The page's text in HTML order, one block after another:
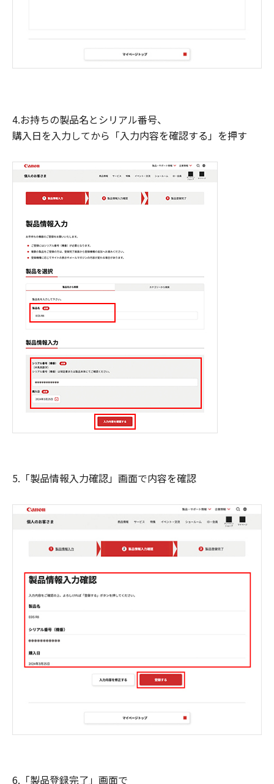
4.お持ちの製品名とシリアル番号、
購入日を入力してから「入力内容を確認する」を押す
5.「製品情報入力確認」画面で内容を確認
6.「製品登録完了」画面で